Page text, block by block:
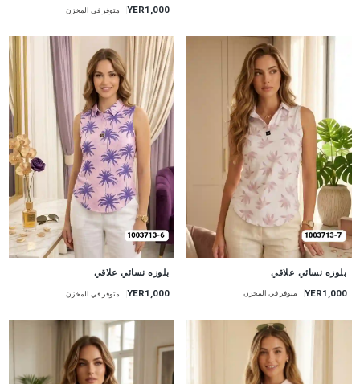
YER1,000 متوفر في المخزن
بلوزه نسائي علاقي
YER1,000 متوفر في المخزن
بلوزه نسائي علاقي
YER1,000 متوفر في المخزن